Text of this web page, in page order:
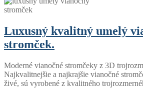
Luxusný kvalitný umelý
stromček.
Moderné vianočné stromčeky z 3D
Najkvalitnejšie a najkrajšie vianočné
živé, sú vyrobené z kvalitného